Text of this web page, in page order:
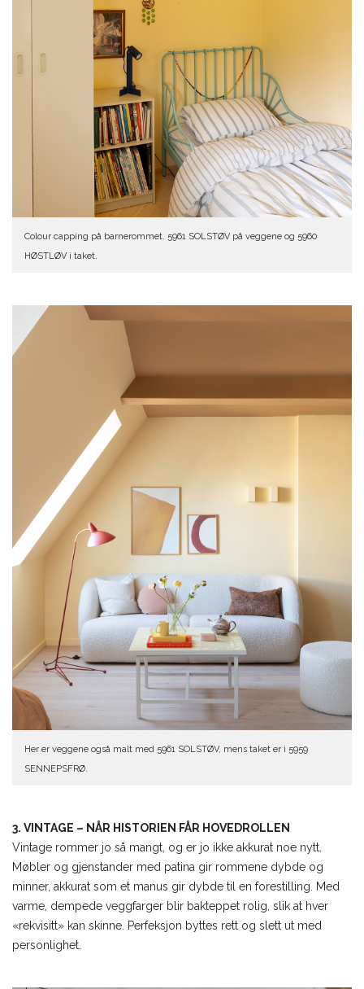
Colour capping på barnerommet. 5961 SOLSTØV på veggene og 5960
HØSTLØV i taket.
Her er veggene også malt med 5961 SOLSTØV, mens taket er i 5959
SENNEPSFRØ.
3. VINTAGE – NÅR HISTORIEN FÅR HOVEDROLLEN
Vintage rommer jo så mangt, og er jo ikke akkurat noe nytt.
Møbler og gjenstander med patina gir rommene dybde og
minner, akkurat som et manus gir dybde til en forestilling. Med
varme, dempede veggfarger blir bakteppet rolig, slik at hver
«rekvisitt» kan skinne. Perfeksjon byttes rett og slett ut med
personlighet.